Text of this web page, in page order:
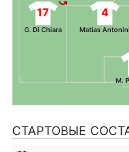
M.
17
G. Di Chiara
4
Matias
СТАРТОВЫЕ